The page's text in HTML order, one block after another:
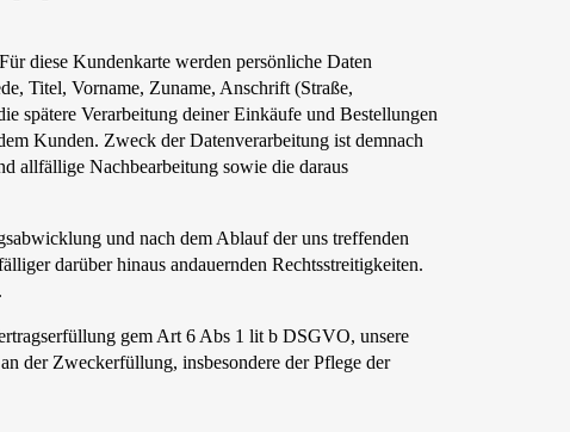
diese Kundenkarte werden persönliche Daten
Titel, Vorname, Zuname, Anschrift (Straße,
spätere Verarbeitung deiner Einkäufe und Bestellungen
Kunden. Zweck der Datenverarbeitung ist demnach
allfällige Nachbearbeitung sowie die daraus
und nach dem Ablauf der uns treffenden
darüber hinaus andauernden Rechtsstreitigkeiten.
gem Art 6 Abs 1 lit b DSGVO, unsere
der Zweckerfüllung, insbesondere der Pflege der